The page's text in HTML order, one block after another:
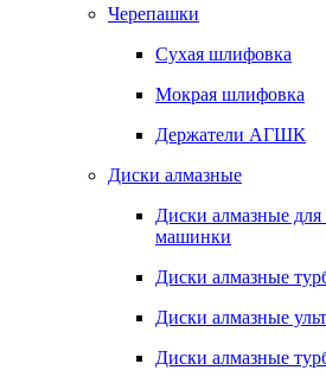
Черепашки
Сухая шлифовка
Мокрая шлифовка
Держатели АГШК
Диски алмазные
Диски алмазные для
машинки
Диски алмазные
Диски алмазные
Диски алмазные